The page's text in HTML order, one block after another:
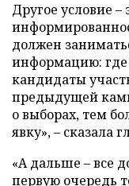
Другое условие
должен
информацию: где
кандидаты
предыдущей
о выборах, тем
явку», – сказала
«А дальше – все
первую очередь